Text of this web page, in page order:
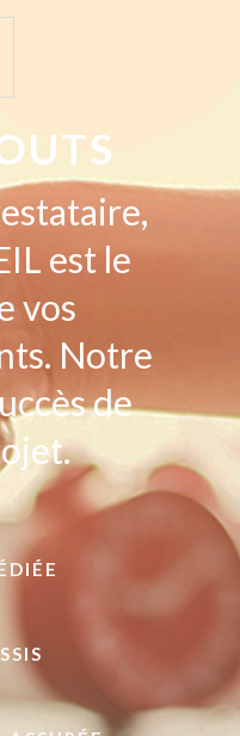
est le
vos
Notre
de